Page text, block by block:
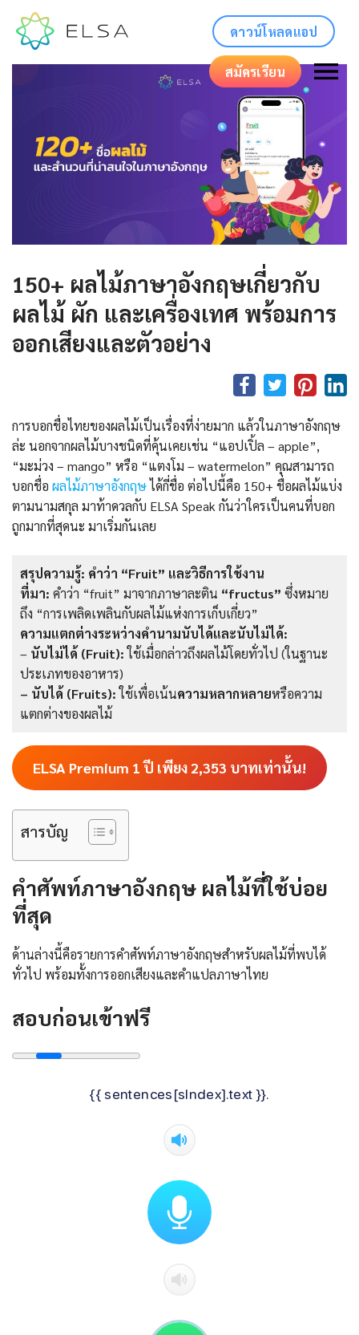
ดาวน์โหลดแอป
สมัครเรียน
150+ ผลไม้ภาษาอังกฤษเกี่ยวกับ
ผลไม้ ผัก และเครื่องเทศ พร้อมการ
ออกเสียงและตัวอย่าง
การบอกชื่อไทยของผลไม้เป็นเรื่องที่ง่ายมาก แล้วในภาษาอังกฤษ
ล่ะ นอกจากผลไม้บางชนิดที่คุ้นเคยเช่น “แอปเปิ้ล – apple”,
“มะม่วง – mango” หรือ “แตงโม – watermelon” คุณสามารถ
บอกชื่อ ผลไม้ภาษาอังกฤษได้กี่ชื่อ ต่อไปนี้คือ 150+ ชื่อผลไม้แบ่ง
ตามนามสกุล มาท้าดวลกับ ELSA Speak กันว่าใครเป็นคนที่บอก
ถูกมากที่สุดนะ มาเริ่มกันเลย
สรุปความรู้: คำว่า “Fruit” และวิธีการใช้งาน
ที่มา: คำว่า “fruit” มาจากภาษาละติน “fructus” ซึ่งหมาย
ถึง “การเพลิดเพลินกับผลไม้แห่งการเก็บเกี่ยว”
ความแตกต่างระหว่างคำนามนับได้และนับไม่ได้:
– นับไม่ได้ (Fruit):ใช้เมื่อกล่าวถึงผลไม้โดยทั่วไป (ในฐานะ
ประเภทของอาหาร)
– นับได้ (Fruits):ใช้เพื่อเน้นความหลากหลายหรือความ
แตกต่างของผลไม้
ELSA Premium 1 ปี เพียง2,353 บาทเท่านั้น!
สารบัญ
คําศัพท์ภาษาอังกฤษ ผลไม้ที่ใช้บ่อย
ที่สุด
ด้านล่างนี้คือรายการคำศัพท์ภาษาอังกฤษสำหรับผลไม้ที่พบได้
ทั่วไป พร้อมทั้งการออกเสียงและคำแปลภาษาไทย
สอบก่อนเข้าฟรี
{{ sentences[sIndex].text }}.